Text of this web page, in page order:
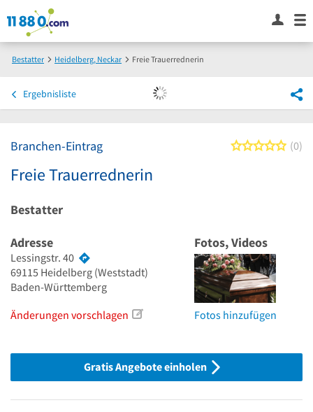
Bestatter Heidelberg, Neckar Freie Trauerrednerin
Ergebnisliste
Branchen-Eintrag 00
Freie Trauerrednerin
Bestatter
Adresse
Lessingstr. 40
69115 Heidelberg (Weststadt)
Baden-Württemberg
Änderungen vorschlagen
Fotos, Videos
Fotos hinzufügen
Gratis Angebote einholen